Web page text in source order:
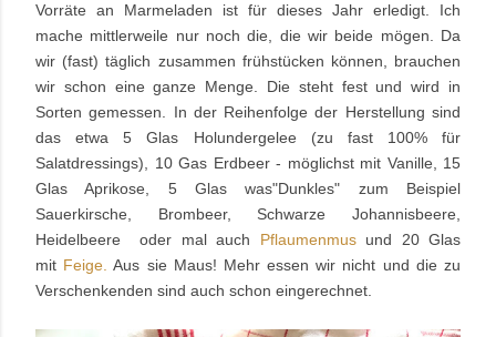
Vorräte an Marmeladen ist für dieses Jahr erledigt. Ich
mache mittlerweile nur noch die, die wir beide mögen. Da
wir (fast) täglich zusammen frühstücken können, brauchen
wir schon eine ganze Menge. Die steht fest und wird in
Sorten gemessen. In der Reihenfolge der Herstellung sind
das etwa 5 Glas Holundergelee (zu fast 100% für
Salatdressings), 10 Gas Erdbeer - möglichst mit Vanille, 15
Glas Aprikose, 5 Glas was"Dunkles" zum Beispiel
Sauerkirsche, Brombeer, Schwarze Johannisbeere,
Heidelbeere oder mal auch Pflaumenmusund 20 Glas
mit Feige.Aus sie Maus! Mehr essen wir nicht und die zu
Verschenkenden sind auch schon eingerechnet.